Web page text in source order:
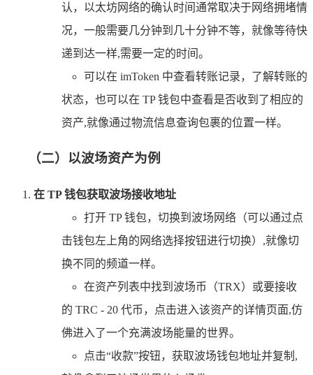
认，以太坊网络的确认时间通常取决于网络拥堵情
况，一般需要几分钟到几十分钟不等，就像等待快
递到达一样,需要一定的时间。
可以在 imToken 中查看转账记录，了解转账的
状态，也可以在 TP 钱包中查看是否收到了相应的
资产,就像通过物流信息查询包裹的位置一样。
（二）以波场资产为例
在 TP 钱包获取波场接收地址
打开 TP 钱包，切换到波场网络（可以通过点
击钱包左上角的网络选择按钮进行切换）,就像切
换不同的频道一样。
在资产列表中找到波场币（TRX）或要接收
的 TRC - 20 代币，点击进入该资产的详情页面,仿
佛进入了一个充满波场能量的世界。
点击“收款”按钮，获取波场钱包地址并复制,